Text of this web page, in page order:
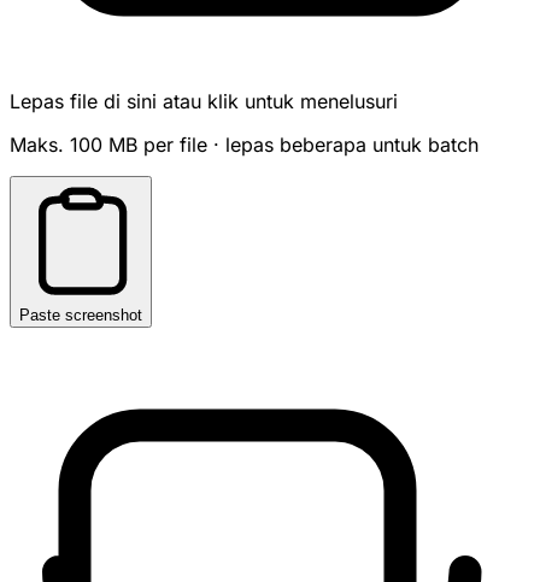
Lepas file di sini atau klik untuk menelusuri
Maks. 100 MB per file · lepas beberapa untuk batch
Paste screenshot